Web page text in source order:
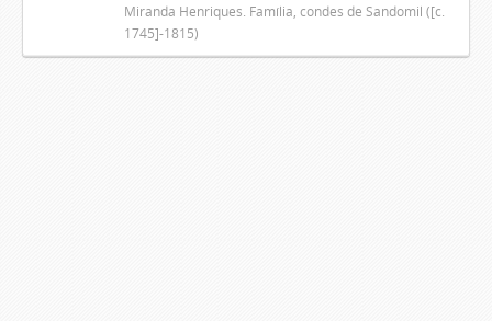
Miranda Henriques. Família, condes de Sandomil ([c.
1745]-1815)